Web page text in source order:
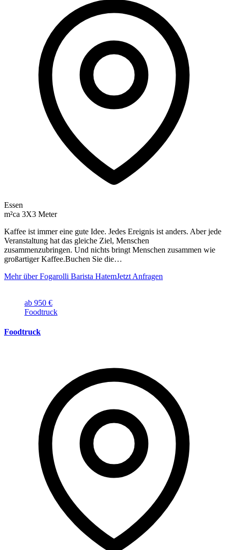
Essen
m²ca 3X3 Meter
Kaffee ist immer eine gute Idee. Jedes Ereignis ist anders. Aber jede
Veranstaltung hat das gleiche Ziel, Menschen
zusammenzubringen. Und nichts bringt Menschen zusammen wie
großartiger Kaffee.Buchen Sie die…
Mehr über Fogarolli Barista HatemJetzt Anfragen
ab 950 €
Foodtruck
Foodtruck